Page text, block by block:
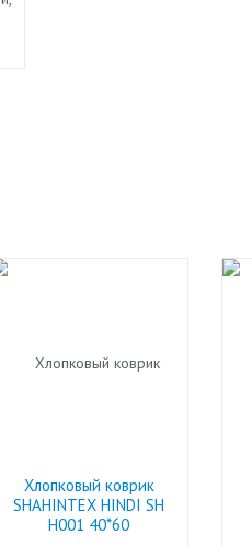
Хлопковый коврик
SHAHINTEX HINDI SH
H001 40*60